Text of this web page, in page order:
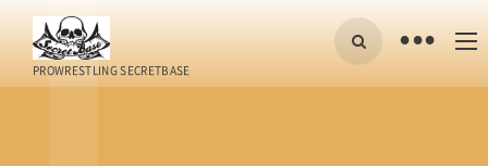
PROWRESTLING SECRETBASE
•